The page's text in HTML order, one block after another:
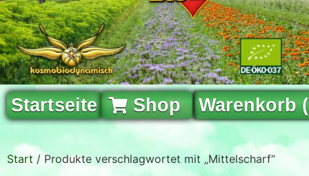
Startseite Shop Warenkorb
Start / Produkte verschlagwortet mit „Mittelscharf“